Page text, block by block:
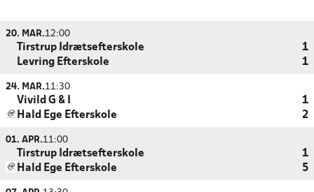
20. MAR.12:00
Tirstrup Idrætsefterskole
1
Levring Efterskole
1
24. MAR.11:30
Vivild G & I
1
Hald Ege Efterskole
2
01. APR.11:00
Tirstrup Idrætsefterskole
1
Hald Ege Efterskole
5